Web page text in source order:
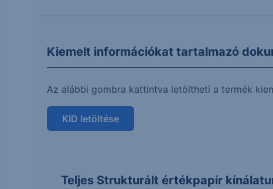
Kiemelt információkat tartalmazó
Az alábbi gombra kattintva letöltheti a termék
KID letöltése
Teljes Strukturált értékpapír